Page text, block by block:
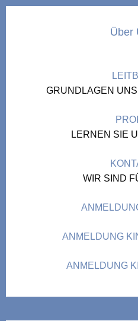
Über
GRUNDLAGEN
LERNEN SIE
WIR SIND
ANMELDUNG
ANMELDUNG